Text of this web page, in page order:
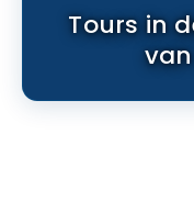
Tours in